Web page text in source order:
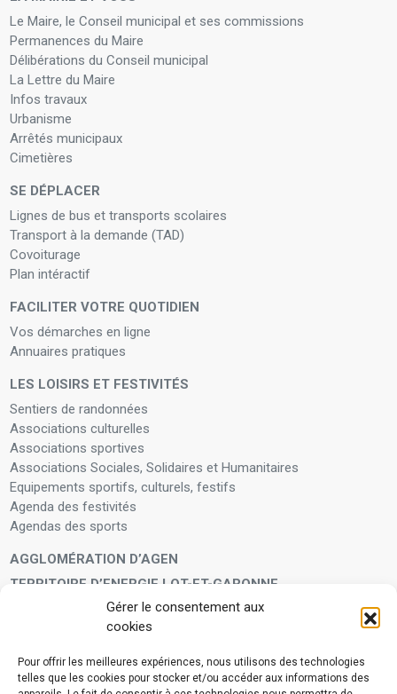
Gérer le consentement aux
cookies
Pour offrir les meilleures expériences, nous utilisons des technologies
telles que les cookies pour stocker et/ou accéder aux informations des
Le Maire, le Conseil municipal et ses commissions
Permanences du Maire
Délibérations du Conseil municipal
La Lettre du Maire
Infos travaux
Urbanisme
Arrêtés municipaux
Cimetières
SE DÉPLACER
Lignes de bus et transports scolaires
Transport à la demande (TAD)
Covoiturage
Plan intéractif
FACILITER VOTRE QUOTIDIEN
Vos démarches en ligne
Annuaires pratiques
LES LOISIRS ET FESTIVITÉS
Sentiers de randonnées
Associations culturelles
Associations sportives
Associations Sociales, Solidaires et Humanitaires
Equipements sportifs, culturels, festifs
Agenda des festivités
Agendas des sports
AGGLOMÉRATION D’AGEN
TERRITOIRE D’ENERGIE LOT-ET-GARONNE
Enfants et adolescents
VIVRE À VOS CÔTÉS